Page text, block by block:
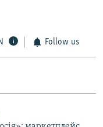
Follow us